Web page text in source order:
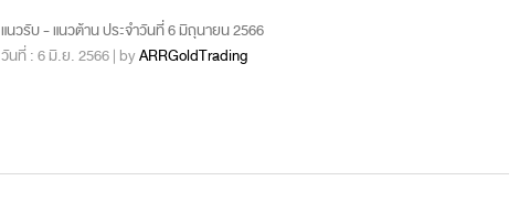
แนวรับ - แนวต้าน ประจำวันที่ 6 มิถุนายน 2566
วันที่ : 6 มิ.ย. 2566 | byARRGoldTrading